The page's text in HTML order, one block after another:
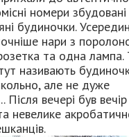
номери
будиночки.
нари з
та одна лампа.
називають
але не дуже
вечері був вечір
невелике